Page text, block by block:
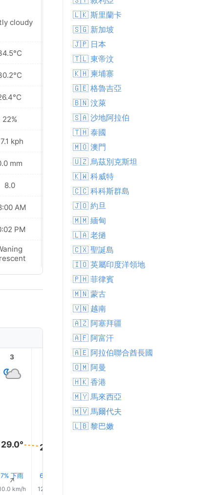
cloudy
22%
kph
mm
8.0
AM
PM
36.2°C
31.0°C
24.2°C
21%
19.8 kph
0.0 mm
9.0
08:01 AM
10:00 PM
Waning
Crescent
3
29.0°
7% 下雨
↑
km/h
28.0°
6% 下雨
12.0 km/h
5 6
🇱🇰 斯里蘭卡
🇸🇬 新加坡
🇯🇵 日本
🇹🇱 東帝汶
🇰🇭 柬埔寨
🇬🇪 格魯吉亞
🇧🇳 汶萊
🇸🇦 沙地阿拉伯
🇹🇭 泰國
🇲🇴 澳門
🇺🇿 烏茲別克斯坦
🇰🇼 科威特
🇨🇨 科科斯群島
🇯🇴 約旦
🇲🇲 緬甸
🇱🇦 老撾
🇨🇽 聖誕島
🇮🇴 英屬印度洋領地
🇵🇭 菲律賓
🇲🇳 蒙古
🇻🇳 越南
🇦🇿 阿塞拜疆
🇦🇫 阿富汗
🇦🇪 阿拉伯聯合酋長國
🇴🇲 阿曼
🇭🇰 香港
🇲🇾 馬來西亞
🇲🇻 馬爾代夫
🇱🇧 黎巴嫩